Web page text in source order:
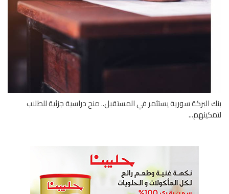
البركة سورية يستثمر في المستقبل.. منح دراسية جزئية للطلاب